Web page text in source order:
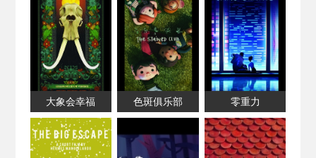
大象会幸福 色斑俱乐部 零重力